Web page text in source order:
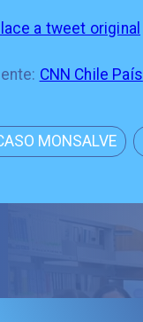
a tweet original
CNN Chile País
MONSALVE